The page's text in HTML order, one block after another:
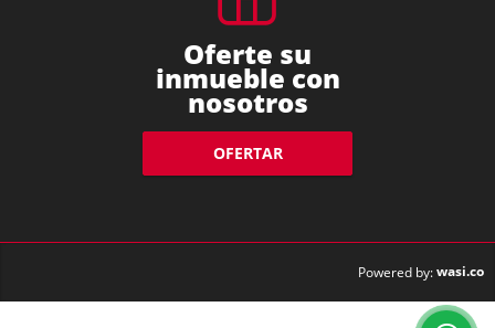
Oferte su
inmueble con
nosotros
OFERTAR
Powered by:wasi.co